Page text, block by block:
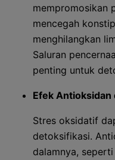
mempromosikan
mencegah
menghilangkan
Saluran
penting untuk
Efek Antioksidan
Stres oksidatif
detoksifikasi.
dalamnya,